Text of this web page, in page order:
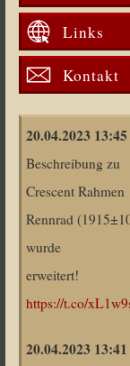
Links
Kontakt
20.04.2023 13:45
Beschreibung zu
Crescent Rahmen
Rennrad
wurde
erweitert!
https://t.co/
20.04.2023 13:41